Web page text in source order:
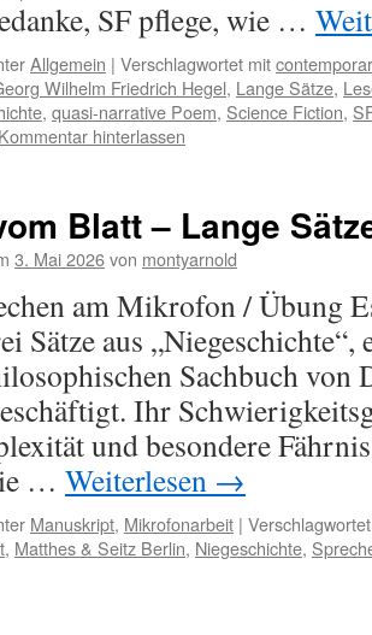
SF pflege, wie …
Allgemein | Verschlagwortet mit
Wilhelm Friedrich Hegel, Lange Sätze,
, quasi-narrative Poem, Science Fiction, SF
Kommentar hinterlassen
Blatt – Lange
3. Mai 2026von montyarnold
am Mikrofon / Übung
Sätze aus „Niegeschichte“,
Sachbuch von
Ihr
und besondere
… Weiterlesen →
Manuskript, Mikrofonarbeit |
, Matthes & Seitz Berlin, Niegeschichte,